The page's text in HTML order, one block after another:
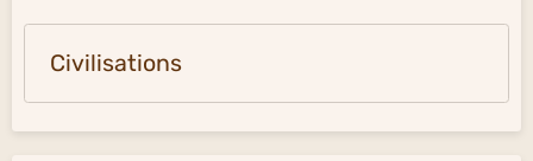
Civilisations